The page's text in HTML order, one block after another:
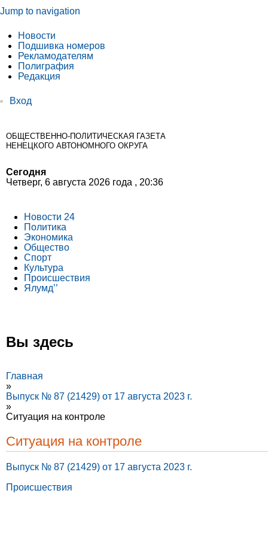
Jump to navigation
Новости
Подшивка номеров
Рекламодателям
Полиграфия
Редакция
Вход
ОБЩЕСТВЕННО-ПОЛИТИЧЕСКАЯ ГАЗЕТА
НЕНЕЦКОГО АВТОНОМНОГО ОКРУГА
Сегодня
Четверг, 6 августа 2026 года , 20:36
Новости 24
Политика
Экономика
Общество
Спорт
Культура
Происшествия
Ялумд’’
Вы здесь
Главная
»
Выпуск № 87 (21429) от 17 августа 2023 г.
»
Ситуация на контроле
Ситуация на контроле
Выпуск № 87 (21429) от 17 августа 2023 г.
Происшествия